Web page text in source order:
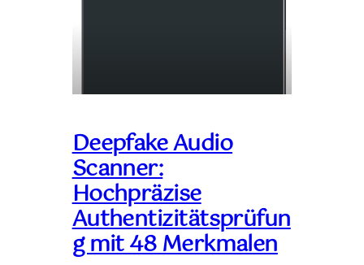
Deepfake Audio
Scanner:
Hochpräzise
Authentizitätsprüfun
g mit 48 Merkmalen